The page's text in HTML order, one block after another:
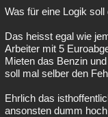
Was für eine Logik soll
Das heisst egal wie
Arbeiter mit 5
Mieten das Benzin
soll mal selber den
Ehrlich das
ansonsten dumm